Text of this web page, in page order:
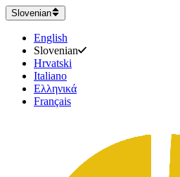
Slovenian
English
Slovenian
Hrvatski
Italiano
Ελληνικά
Français